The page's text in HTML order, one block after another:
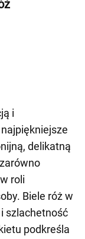
i
delikatną
roli
Biele róż w
szlachetność
podkreśla